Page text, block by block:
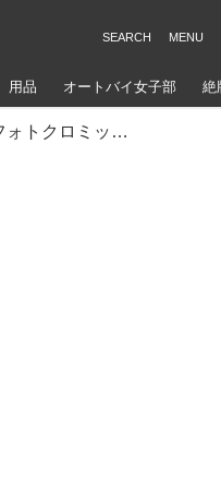
用品 オートバイ女子部 絶
SHOEIの「フォトクロミックシールド」って知ってます？ ツーリングでもサーキット走行でも活躍します【葉月美優のバイク用品レポート】